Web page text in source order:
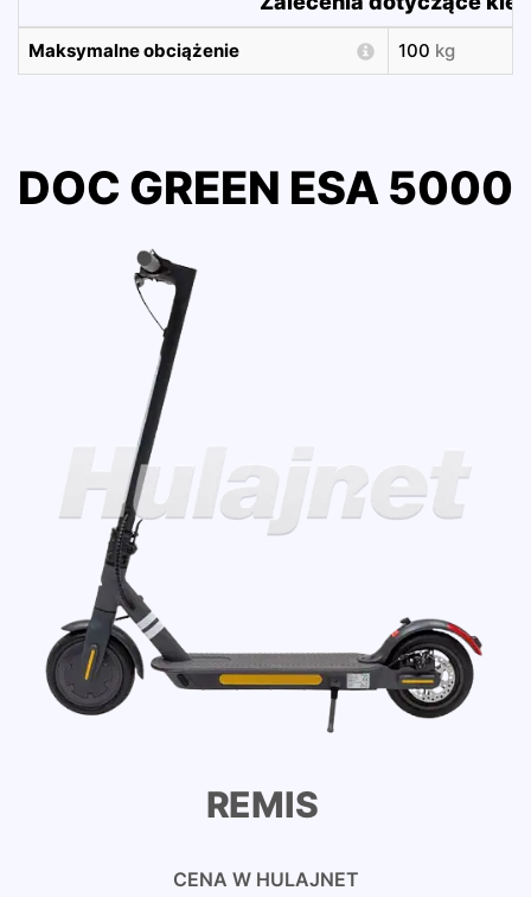
Maksymalne obciążenie 100 kg
DOC GREEN ESA 5000
REMIS
CENA W HULAJNET